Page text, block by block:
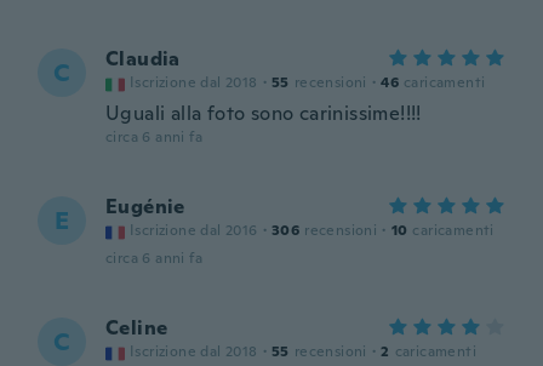
C Claudia
Iscrizione dal 2018 · 55 recensioni · 46 caricamenti
Uguali alla foto sono carinissime!!!!
circa 6 anni fa
E Eugénie
Iscrizione dal 2016 · 306 recensioni · 10 caricamenti
circa 6 anni fa
C Celine
Iscrizione dal 2018 · 55 recensioni · 2 caricamenti